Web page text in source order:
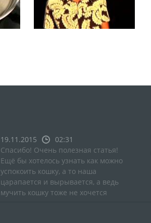
19.11.2015
02:31
Спасибо! Очень полезная статья!
Ещё бы хотелось узнать как можно
успокоить кошку, а то наша
царапается и вырывается, а ведь
мучить кошку тоже не хочется